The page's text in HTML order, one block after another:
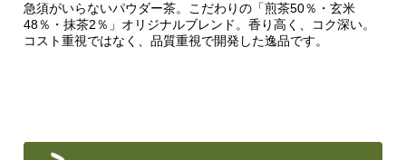
急須がいらないパウダー茶。こだわりの「煎茶50％・玄米
48％・抹茶2％」オリジナルブレンド。香り高く、コク深い。
コスト重視ではなく、品質重視で開発した逸品です。